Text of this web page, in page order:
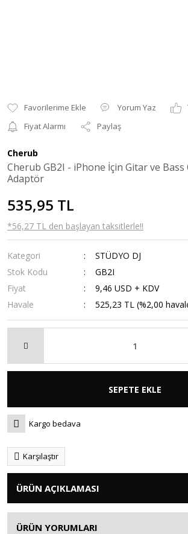
Yorum Yaz
Fiyat Alarmı
Paylaş
Cherub
Cherub GB2I - iPhone İçin Gitar ve
Adaptör
535,95 TL
*56,27 TL den başlayan taksitlerle!!
Kategori
STÜDYO DJ
Stok Kodu
GB2I
Fiyat
9,46 USD + KDV
Havale
525,23 TL (%2,00
SEPETE EKLE
Kargo bedava
Karşılaştır
ÜRÜN AÇIKLAMASI
ÜRÜN YORUMLARI